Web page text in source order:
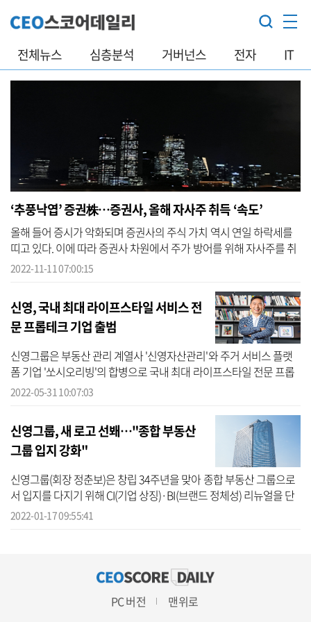
전체뉴스 심층분석 거버넌스 전자 IT
‘추풍낙엽’ 증권株…증권사, 올해 자사주 취득 ‘속도’
올해 들어 증시가 악화되며 증권사의 주식 가치 역시 연일 하락세를
띠고 있다. 이에 따라 증권사 차원에서 주가 방어를 위해 자사주를 취
득한 사례가 올해 크게 늘어난 것으로 확인됐다. 11일 기업데이터연
2022-11-11 07:00:15
신영, 국내 최대 라이프스타일 서비스 전
문 프롭테크 기업 출범
신영그룹은 부동산 관리 계열사 '신영자산관리'와 주거 서비스 플랫
폼 기업 '쏘시오리빙'의 합병으로 국내 최대 라이프스타일 전문 프롭
테크 기업이 출범했다고 31일 밝혔다. 이번 합병법인은 '에스엘플랫
2022-05-31 10:07:03
신영그룹, 새 로고 선봬…"종합 부동산
그룹 입지 강화"
신영그룹(회장 정춘보)은 창립 34주년을 맞아 종합 부동산 그룹으로
서 입지를 다지기 위해 CI(기업 상징)·BI(브랜드 정체성) 리뉴얼을 단
행했다고 17일 밝혔다. 이번 리뉴얼은 디자인·컬러 등 심미적인 측면
2022-01-17 09:55:41
PC 버전 맨위로